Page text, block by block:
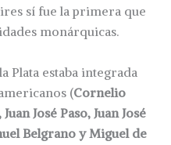
sí fue la primera que
monárquicas.
Plata estaba integrada
(Cornelio
José Paso, Juan José
Belgrano y Miguel de